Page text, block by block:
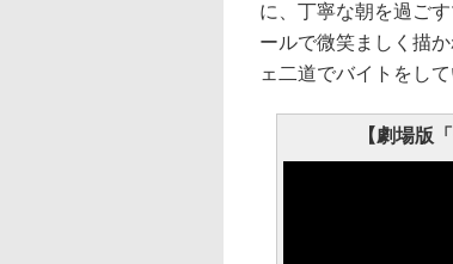
に、丁寧な朝を過ご
ールで微笑ましく描
ェ二道でバイトをし
【劇場版